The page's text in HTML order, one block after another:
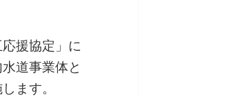
援協定」に
道事業体と
ます。